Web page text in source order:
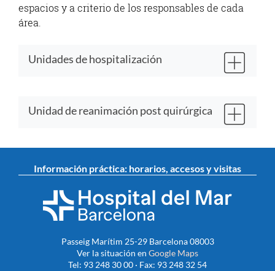
espacios y a criterio de los responsables de cada
área.
Unidades de hospitalización
Unidad de reanimación post quirúrgica
Información práctica: horarios, accesos y visitas
Passeig Marítim 25-29 Barcelona 08003
Ver la situación en Google Maps
Tel: 93 248 30 00 · Fax: 93 248 32 54